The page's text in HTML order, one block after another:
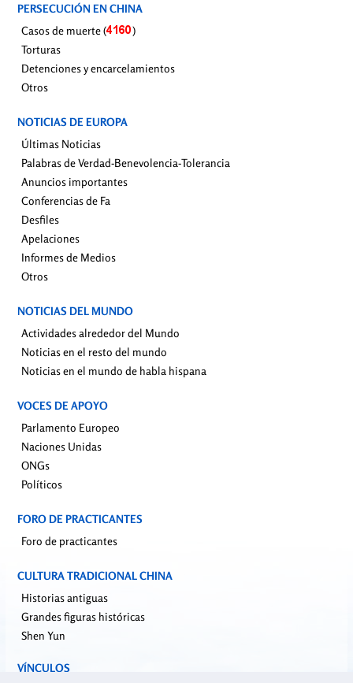
PERSECUCIÓN EN CHINA
Casos de muerte (
)
Torturas
Detenciones y encarcelamientos
Otros
NOTICIAS DE EUROPA
Últimas Noticias
Palabras de Verdad-Benevolencia-Tolerancia
Anuncios importantes
Conferencias de Fa
Desfiles
Apelaciones
Informes de Medios
Otros
NOTICIAS DEL MUNDO
Actividades alrededor del Mundo
Noticias en el resto del mundo
Noticias en el mundo de habla hispana
VOCES DE APOYO
Parlamento Europeo
Naciones Unidas
ONGs
Políticos
FORO DE PRACTICANTES
Foro de practicantes
CULTURA TRADICIONAL CHINA
Historias antiguas
Grandes figuras históricas
Shen Yun
VÍNCULOS